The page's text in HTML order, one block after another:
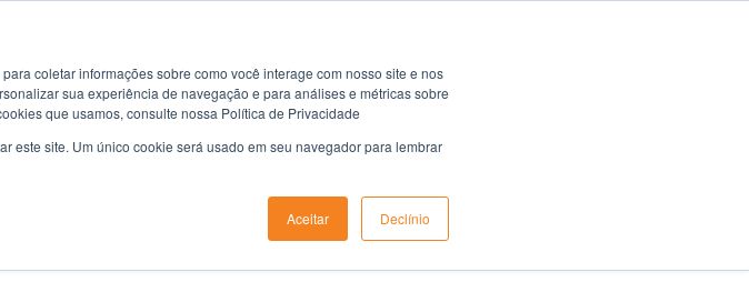
coletar informações sobre como você interage com nosso site e nos
sua experiência de navegação e para análises e métricas sobre
que usamos, consulte nossa Política de Privacidade
este site. Um único cookie será usado em seu navegador para lembrar
Aceitar Declínio